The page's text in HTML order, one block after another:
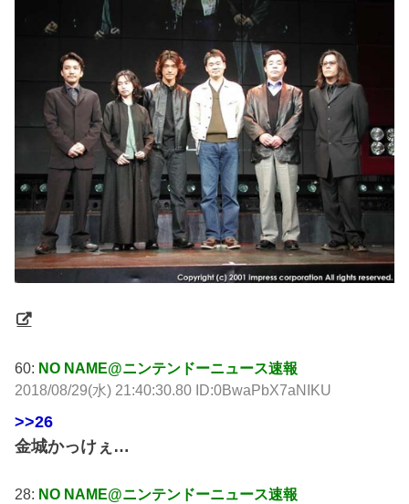
60: NO NAME@ニンテンドーニュース速報
2018/08/29(水) 21:40:30.80 ID:0BwaPbX7aNIKU
>>26
金城かっけぇ…
28: NO NAME@ニンテンドーニュース速報